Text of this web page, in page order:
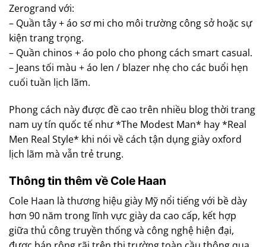
Zerogrand với:
– Quần tây + áo sơ mi cho môi trường công sở hoặc sự
kiện trang trọng.
– Quần chinos + áo polo cho phong cách smart casual.
– Jeans tối màu + áo len / blazer nhẹ cho các buổi hẹn
cuối tuần lịch lãm.
Phong cách này được đề cao trên nhiều blog thời trang
nam uy tín quốc tế như *The Modest Man* hay *Real
Men Real Style* khi nói về cách tận dụng giày oxford
lịch lãm mà vẫn trẻ trung.
Thông tin thêm về Cole Haan
Cole Haan là thương hiệu giày Mỹ nổi tiếng với bề dày
hơn 90 năm trong lĩnh vực giày da cao cấp, kết hợp
giữa thủ công truyền thống và công nghệ hiện đại,